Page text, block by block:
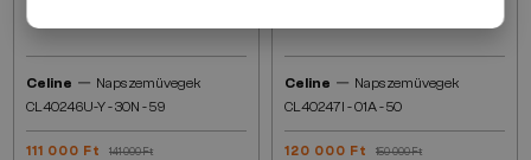
Celine — Napszemüvegek
CL40246U-Y - 30N - 59
111 000 Ft 141 000 Ft
Celine — Napszemüvegek
CL40247I - 01A - 50
120 000 Ft 150 000 Ft